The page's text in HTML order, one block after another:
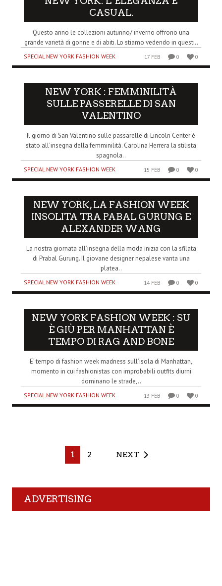
CASUAL.
Questo anno le collezioni autunno/ inverno offrono una
grande varietà di gonne e di abiti. Lo stiamo vedendo in questi..
SPECIAL NEW YORK FASHION WEEK 17 FEB 0 0
NEW YORK : FEMMINILITÀ
SULLE PASSERELLE DI SAN
VALENTINO
Il giorno di San Valentino sulle passarelle di Lincoln Center è
stato all’insegna della femminilità. Carolina Herrera la stilista
spagnola..
SPECIAL NEW YORK FASHION WEEK 15 FEB 0 0
NEW YORK, LA FASHION WEEK
INSOLITA TRA PABAL GURUNG E
ALEXANDER WANG
La nostra giornata all’insegna della moda inizia con la sfilata
di Prabal Gurung. Il giovane designer nepalese vanta una
platea..
SPECIAL NEW YORK FASHION WEEK 14 FEB 0 0
NEW YORK FASHION WEEK : SU
È GIÙ PER MANHATTAN È
TEMPO DI RAG AND BONE
E’ tempo di fashion week madness sull’isola di Manhattan,
momento in cui fashionistas con improbabili outfits diurni
dominano le strade,..
SPECIAL NEW YORK FASHION WEEK 13 FEB 0 0
1 2 NEXT
ADVERTISING